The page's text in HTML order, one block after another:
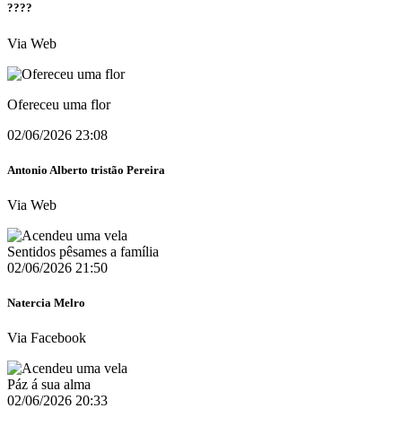
????
Via Web
Ofereceu uma flor
02/06/2026 23:08
Antonio Alberto tristão Pereira
Via Web
Sentidos pêsames a família
02/06/2026 21:50
Natercia Melro
Via Facebook
Páz á sua alma
02/06/2026 20:33